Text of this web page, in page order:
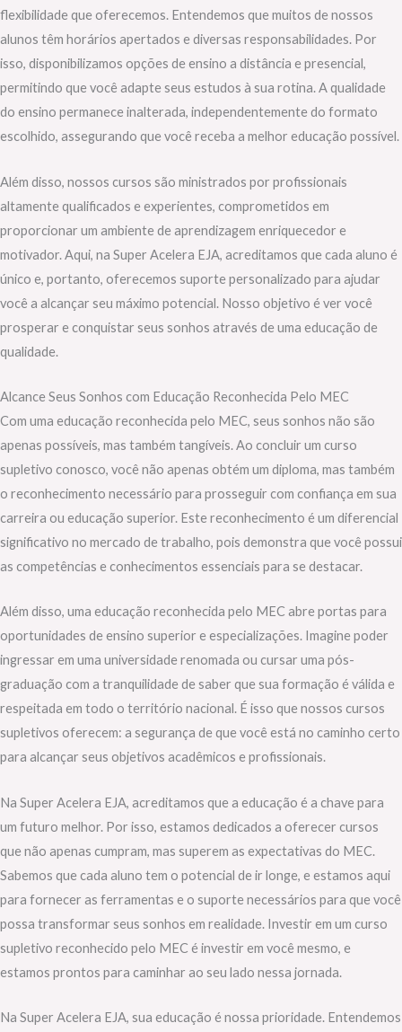
flexibilidade que oferecemos. Entendemos que muitos de nossos
alunos têm horários apertados e diversas responsabilidades. Por
isso, disponibilizamos opções de ensino a distância e presencial,
permitindo que você adapte seus estudos à sua rotina. A qualidade
do ensino permanece inalterada, independentemente do formato
escolhido, assegurando que você receba a melhor educação possível.
Além disso, nossos cursos são ministrados por profissionais
altamente qualificados e experientes, comprometidos em
proporcionar um ambiente de aprendizagem enriquecedor e
motivador. Aqui, na Super Acelera EJA, acreditamos que cada aluno é
único e, portanto, oferecemos suporte personalizado para ajudar
você a alcançar seu máximo potencial. Nosso objetivo é ver você
prosperar e conquistar seus sonhos através de uma educação de
qualidade.
Alcance Seus Sonhos com Educação Reconhecida Pelo MEC
Com uma educação reconhecida pelo MEC, seus sonhos não são
apenas possíveis, mas também tangíveis. Ao concluir um curso
supletivo conosco, você não apenas obtém um diploma, mas também
o reconhecimento necessário para prosseguir com confiança em sua
carreira ou educação superior. Este reconhecimento é um diferencial
significativo no mercado de trabalho, pois demonstra que você possui
as competências e conhecimentos essenciais para se destacar.
Além disso, uma educação reconhecida pelo MEC abre portas para
oportunidades de ensino superior e especializações. Imagine poder
ingressar em uma universidade renomada ou cursar uma pós-
graduação com a tranquilidade de saber que sua formação é válida e
respeitada em todo o território nacional. É isso que nossos cursos
supletivos oferecem: a segurança de que você está no caminho certo
para alcançar seus objetivos acadêmicos e profissionais.
Na Super Acelera EJA, acreditamos que a educação é a chave para
um futuro melhor. Por isso, estamos dedicados a oferecer cursos
que não apenas cumpram, mas superem as expectativas do MEC.
Sabemos que cada aluno tem o potencial de ir longe, e estamos aqui
para fornecer as ferramentas e o suporte necessários para que você
possa transformar seus sonhos em realidade. Investir em um curso
supletivo reconhecido pelo MEC é investir em você mesmo, e
estamos prontos para caminhar ao seu lado nessa jornada.
Na Super Acelera EJA, sua educação é nossa prioridade. Entendemos